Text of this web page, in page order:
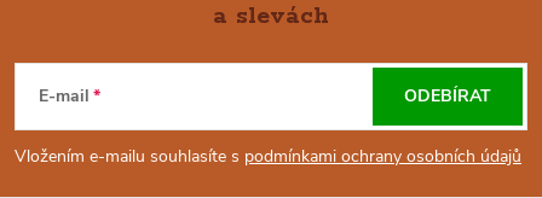
P
a slevách
E-mail
Vložením e-mailu souhlasíte s podmínkami ochrany osobních údajů
ODEBÍRAT